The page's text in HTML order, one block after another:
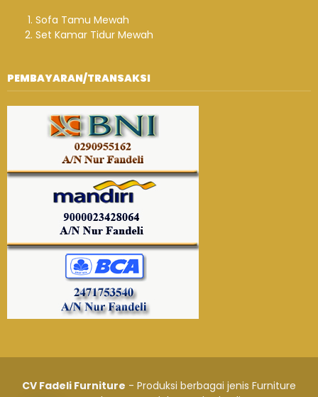
Sofa Tamu Mewah
Set Kamar Tidur Mewah
PEMBAYARAN/TRANSAKSI
CV Fadeli Furniture - Produksi berbagai jenis Furniture